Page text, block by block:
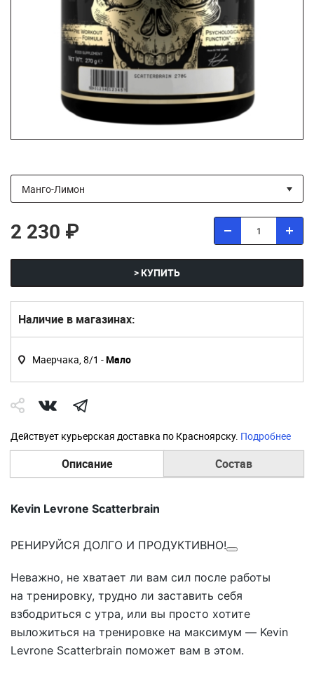
2 230 ₽
> КУПИТЬ
Наличие в магазинах:
Маерчака, 8/1 -Мало
Действует курьерская доставка по Красноярску. Подробнее
Описание Состав
Kevin Levrone Scatterbrain
РЕНИРУЙСЯ ДОЛГО И ПРОДУКТИВНО!
Неважно, не хватает ли вам сил после работы
на тренировку, трудно ли заставить себя
взбодриться с утра, или вы просто хотите
выложиться на тренировке на максимум — Kevin
Levrone Scatterbrain поможет вам в этом.